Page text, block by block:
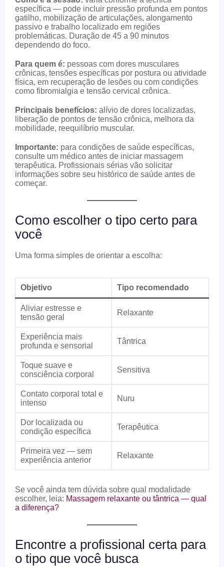
específica — pode incluir pressão profunda em pontos
gatilho, mobilização de articulações, alongamento
passivo e trabalho localizado em regiões
problemáticas. Duração de 45 a 90 minutos
dependendo do foco.
Para quem é: pessoas com dores musculares
crônicas, tensões específicas por postura ou atividade
física, em recuperação de lesões ou com condições
como fibromialgia e tensão cervical crônica.
Principais benefícios: alívio de dores localizadas,
liberação de pontos de tensão crônica, melhora da
mobilidade, reequilíbrio muscular.
Importante: para condições de saúde específicas,
consulte um médico antes de iniciar massagem
terapêutica. Profissionais sérias vão solicitar
informações sobre seu histórico de saúde antes de
começar.
Como escolher o tipo certo para
você
Uma forma simples de orientar a escolha:
Objetivo Tipo recomendado
Aliviar estresse e
tensão geral
Relaxante
Experiência mais
profunda e sensorial
Tântrica
Toque suave e
consciência corporal
Sensitiva
Contato corporal total e
intenso
Nuru
Dor localizada ou
condição específica
Terapêutica
Primeira vez — sem
experiência anterior
Relaxante
Se você ainda tem dúvida sobre qual modalidade
escolher, leia: Massagem relaxante ou tântrica — qual
a diferença?
Encontre a profissional certa para
o tipo que você busca